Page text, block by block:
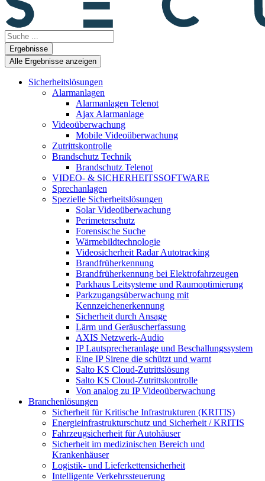
Search
...Ergebnisse
Alle Ergebnisse anzeigen
Sicherheitslösungen
Alarmanlagen
Alarmanlagen Telenot
Ajax Alarmanlage
Videoüberwachung
Mobile Videoüberwachung
Zutrittskontrolle
Brandschutz Technik
Brandschutz Telenot
VIDEO- & SICHERHEITSSOFTWARE
Sprechanlagen
Spezielle Sicherheitslösungen
Solar Videoüberwachung
Perimeterschutz
Forensische Suche
Wärmebildtechnologie
Videosicherheit Radar Autotracking​
Brandfrüherkennung
Brandfrüherkennung bei Elektrofahrzeugen
Parkhaus Leitsysteme und Raumoptimierung
Parkzugangsüberwachung mit
Kennzeichenerkennung
Sicherheit durch Ansage
Lärm und Geräuscherfassung
AXIS Netzwerk-Audio
IP Lautsprecheranlage und Beschallungssystem
Eine IP Sirene die schützt und warnt
Salto KS Cloud-Zutrittslösung
Salto KS Cloud-Zutrittskontrolle
Von analog zu IP Videoüberwachung
Branchenlösungen
Sicherheit für Kritische Infrastrukturen (KRITIS)
Energieinfrastrukturschutz und Sicherheit / KRITIS
Fahrzeugsicherheit für Autohäuser
Sicherheit im medizinischen Bereich und
Krankenhäuser
Logistik- und Lieferkettensicherheit
Intelligente Verkehrssteuerung